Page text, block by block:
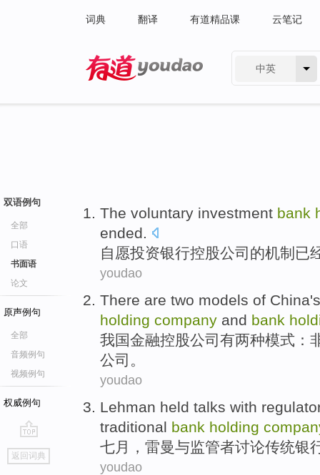
词典 翻译 有道精品课 云笔记
中英
双语例句
全部
口语
书面语
论文
原声例句
全部
音频例句
视频例句
权威例句
go
top
返回词典
The voluntary investment bank
ended.
自愿投资银行控股公司 的机制 已
youdao
There are two models of China's
holding company and bank
我国金融控股公司 有两种模式 ：
公司。
youdao
Lehman held talks with
traditional bank holding
七月
， 雷曼与监管者讨论传统银
youdao